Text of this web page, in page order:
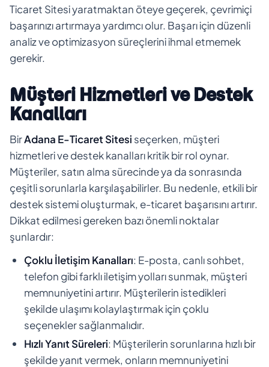
Ticaret Sitesi yaratmaktan öteye geçerek, çevrimiçi
başarınızı artırmaya yardımcı olur. Başarı için düzenli
analiz ve optimizasyon süreçlerini ihmal etmemek
gerekir.
Müşteri Hizmetleri ve Destek
Kanalları
BirAdana E-Ticaret Sitesi seçerken, müşteri
hizmetleri ve destek kanalları kritik bir rol oynar.
Müşteriler, satın alma sürecinde ya da sonrasında
çeşitli sorunlarla karşılaşabilirler. Bu nedenle, etkili bir
destek sistemi oluşturmak, e-ticaret başarısını artırır.
Dikkat edilmesi gereken bazı önemli noktalar
şunlardır:
Çoklu İletişim Kanalları: E-posta, canlı sohbet,
telefon gibi farklı iletişim yolları sunmak, müşteri
memnuniyetini artırır. Müşterilerin istedikleri
şekilde ulaşımı kolaylaştırmak için çoklu
seçenekler sağlanmalıdır.
Hızlı Yanıt Süreleri: Müşterilerin sorunlarına hızlı bir
şekilde yanıt vermek, onların memnuniyetini